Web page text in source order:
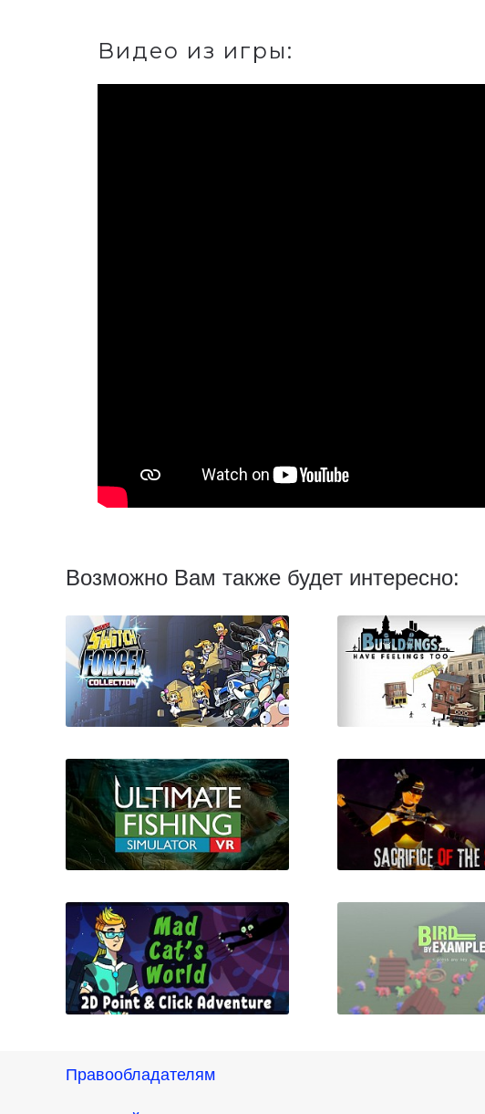
Видео из игры:
Возможно Вам также будет интересно:
Mighty Switch Force!
Buildings Have
Ultimate Fishing Simulator
Sacrifice of The
Правообладателям